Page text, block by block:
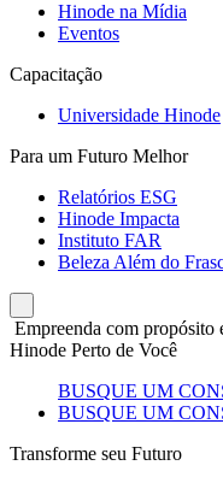
Hinode na Mídia
Eventos
Capacitação
Universidade Hinode
Para um Futuro Melhor
Relatórios ESG
Hinode Impacta
Instituto FAR
Beleza Além do
Empreenda com propósito
Hinode Perto de Você
BUSQUE UM
BUSQUE UM
Transforme seu Futuro